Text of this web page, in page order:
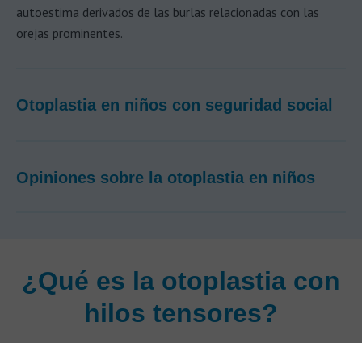
autoestima derivados de las burlas relacionadas con las
orejas prominentes.
Otoplastia en niños con seguridad social
Opiniones sobre la otoplastia en niños
¿Qué es la otoplastia con
hilos tensores?